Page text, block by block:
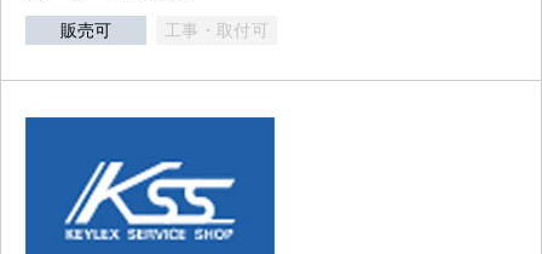
販売可 工事・取付可